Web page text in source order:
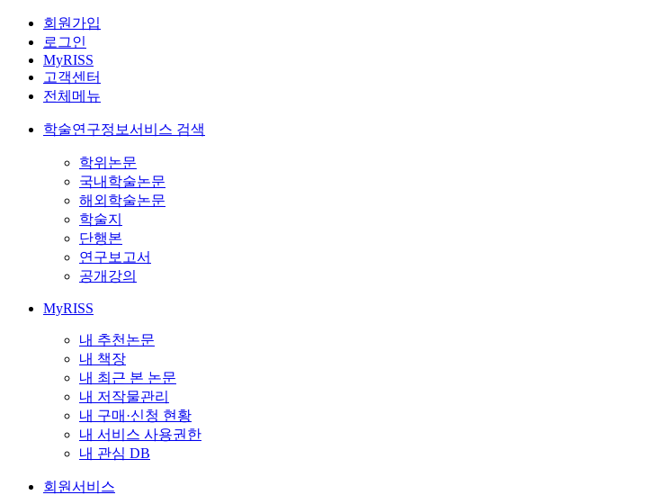
회원가입
로그인
MyRISS
고객센터
전체메뉴
학술연구정보서비스 검색
학위논문
국내학술논문
해외학술논문
학술지
단행본
연구보고서
공개강의
MyRISS
내 추천논문
내 책장
내 최근 본 논문
내 저작물관리
내 구매·신청 현황
내 서비스 사용권한
내 관심 DB
회원서비스